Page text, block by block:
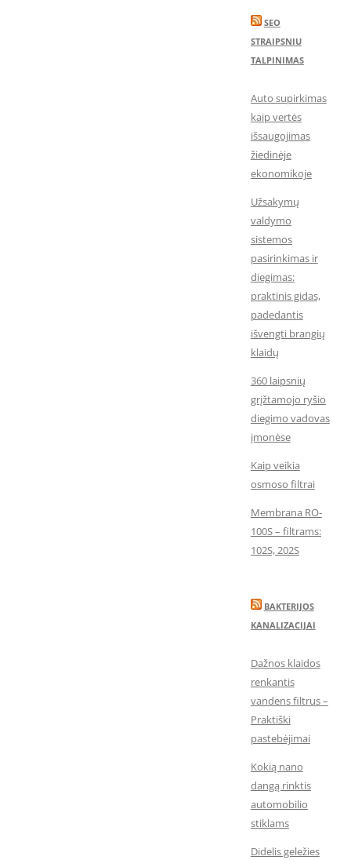
SEO
STRAIPSNIU
TALPINIMAS
Auto supirkimas
kaip vertės
išsaugojimas
žiedinėje
ekonomikoje
Užsakymų
valdymo
sistemos
pasirinkimas ir
diegimas:
praktinis gidas,
padedantis
išvengti brangių
klaidų
360 laipsnių
grįžtamojo ryšio
diegimo vadovas
įmonėse
Kaip veikia
osmoso filtrai
Membrana RO-
100S – filtrams:
102S, 202S
BAKTERIJOS
KANALIZACIJAI
Dažnos klaidos
renkantis
vandens filtrus –
Praktiški
pastebėjimai
Kokią nano
dangą rinktis
automobilio
stiklams
Didelis geležies